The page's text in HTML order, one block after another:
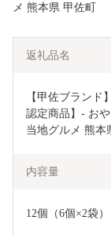
メ 熊本県 甲佐町
返礼品名
【甲佐ブランド
認定商品】- お
当地グルメ 熊本
内容量
12個（6個×2袋）